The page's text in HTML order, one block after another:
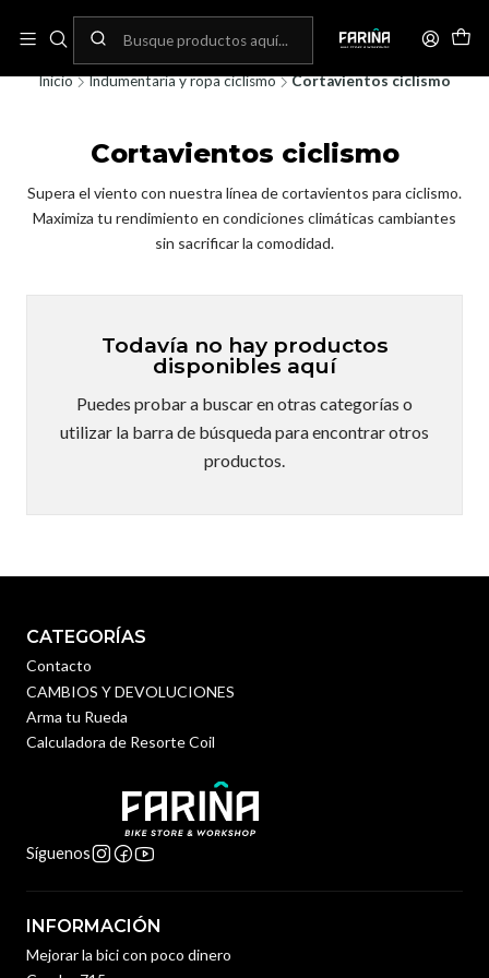
Envíos gratis por compras sobre 80.000! (No aplica para bicicletas)
Inicio Indumentaria y ropa ciclismo Cortavientos ciclismo
Cortavientos ciclismo
Supera el viento con nuestra línea de cortavientos para ciclismo.
Maximiza tu rendimiento en condiciones climáticas cambiantes
sin sacrificar la comodidad.
Todavía no hay productos
disponibles aquí
Puedes probar a buscar en otras categorías o
utilizar la barra de búsqueda para encontrar otros
productos.
CATEGORÍAS
Contacto
CAMBIOS Y DEVOLUCIONES
Arma tu Rueda
Calculadora de Resorte Coil
Síguenos
INFORMACIÓN
Mejorar la bici con poco dinero